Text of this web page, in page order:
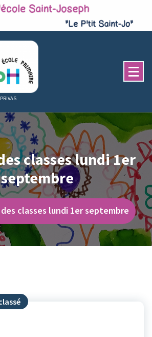
classes lundi 1er
septembre
classes lundi 1er septembre